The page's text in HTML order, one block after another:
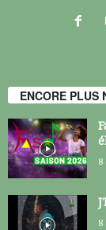
ENCORE PLUS
8
8